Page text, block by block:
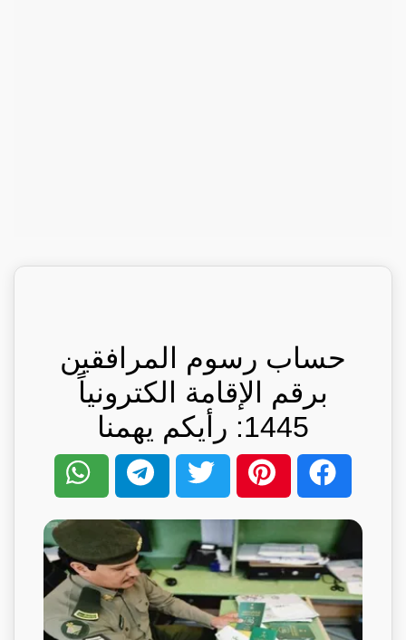
حساب رسوم المرافقين
برقم الإقامة الكترونياً
1445: رأيكم يهمنا